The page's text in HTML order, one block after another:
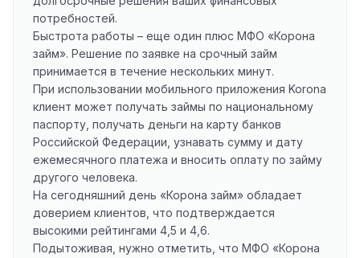
потребностей.
Быстрота работы – еще один плюс МФО «Корона
займ». Решение по заявке на срочный займ
принимается в течение нескольких минут.
При использовании мобильного приложения Korona
клиент может получать займы по национальному
паспорту, получать деньги на карту банков
Российской Федерации, узнавать сумму и дату
ежемесячного платежа и вносить оплату по займу
другого человека.
На сегодняшний день «Корона займ» обладает
доверием клиентов, что подтверждается
высокими рейтингами 4,5 и 4,6.
Подытоживая, нужно отметить, что МФО «Корона